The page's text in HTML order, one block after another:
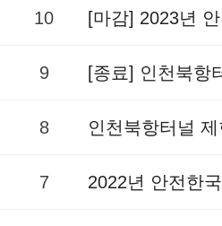
10 [마감] 2023년
9 [종료] 인천북항
8 인천북항터널
7 2022년 안전한